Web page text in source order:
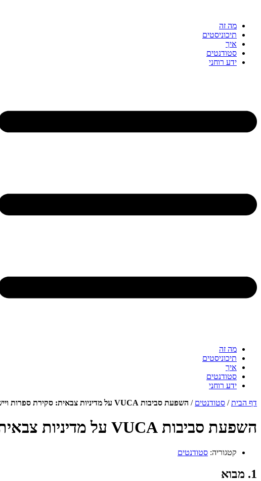
מה זה
תיכוניסטים
איך
סטודנטים
ידע רוחני
מה זה
תיכוניסטים
איך
סטודנטים
ידע רוחני
דף הבית/ סטודנטים / השפעת סביבות VUCA על מדיניות צבאית: סקירת ספרות ויישום למקרה הישראלי
השפעת סביבות VUCA על מדיניות צבאית: סקירת ספרות ויישום למקרה הישראלי
קטגוריה: סטודנטים
1. מבוא